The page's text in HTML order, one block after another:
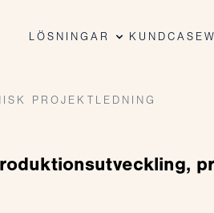
LÖSNINGAR KUNDCASE
PROJEKTLEDNING